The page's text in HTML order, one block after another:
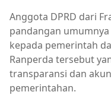
Anggota DPRD dari
pandangan
kepada pemerintah
Ranperda tersebut
transparansi dan
pemerintahan.